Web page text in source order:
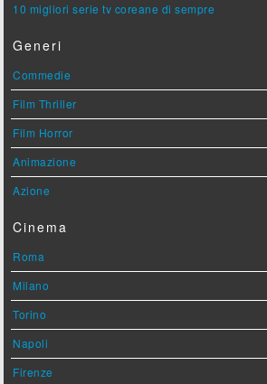
10 migliori serie tv coreane di sempre
Generi
Commedie
Film Thriller
Film Horror
Animazione
Azione
Cinema
Roma
Milano
Torino
Napoli
Firenze